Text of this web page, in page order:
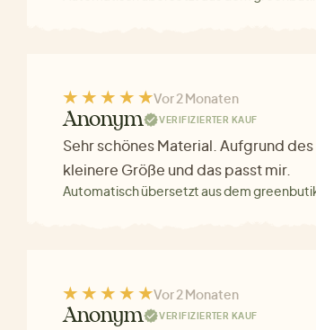
Vor 2 Monaten
Anonym VERIFIZIERTER KAUF
Sehr schönes Material. Aufgrund
kleinere Größe und das passt mir.
Automatisch übersetzt aus dem
Vor 2 Monaten
Anonym VERIFIZIERTER KAUF